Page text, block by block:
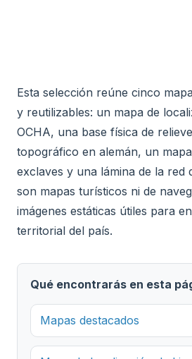
Esta selección reúne cinco
y reutilizables: un mapa de
OCHA, una base física de
topográfico en alemán, un
exclaves y una lámina de la red
son mapas turísticos ni de
imágenes estáticas útiles para
territorial del país.
Qué encontrarás en esta
Mapas destacados